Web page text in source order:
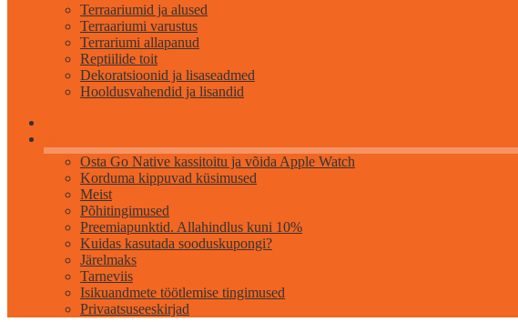
Terraariumid ja alused
Terraariumi varustus
Terrariumi allapanud
Reptiilide toit
Dekoratsioonid ja lisaseadmed
Hooldusvahendid ja lisandid
Osta Go Native kassitoitu ja võida Apple Watch
Korduma kippuvad küsimused
Meist
Põhitingimused
Preemiapunktid. Allahindlus kuni 10%
Kuidas kasutada sooduskupongi?
Järelmaks
Tarneviis
Isikuandmete töötlemise tingimused
Privaatsuseeskirjad